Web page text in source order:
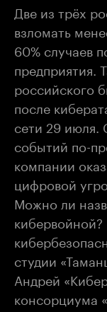
Две из трёх
взломать
60% случаев
предприятия.
российского
после
сети 29 июля.
событий по-
компании
цифровой
Можно ли
студии
Андрей
консорциума